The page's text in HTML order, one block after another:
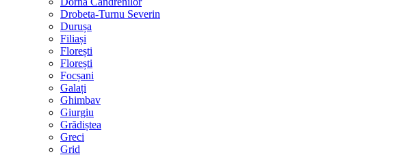
Drobeta-Turnu Severin
Durușa
Filiași
Florești
Florești
Focșani
Galați
Ghimbav
Giurgiu
Grădiștea
Greci
Grid